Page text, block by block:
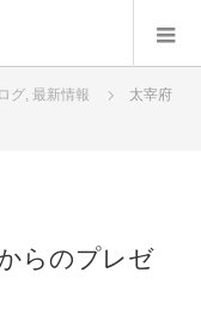
グ, 最新情報
太宰府
らのプレゼ